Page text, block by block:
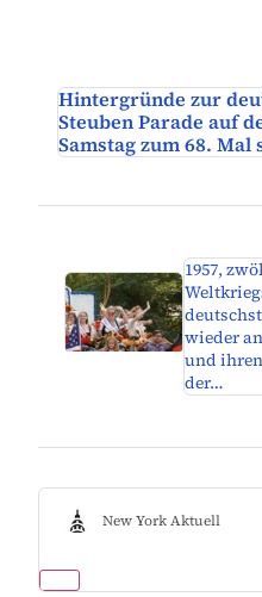
Hintergründe zur
Steuben Parade auf
Samstag zum 68.
1957,
wieder
und
der…
New York Aktuell